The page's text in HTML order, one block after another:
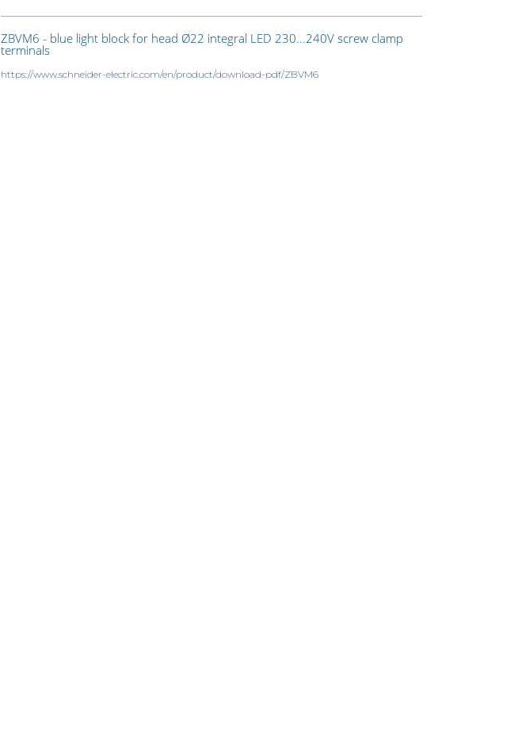
ZBVM6 - blue light block for head Ø22 integral LED 230...240V screw clamp
terminals
https://www.schneider-electric.com/en/product/download-pdf/ZBVM6